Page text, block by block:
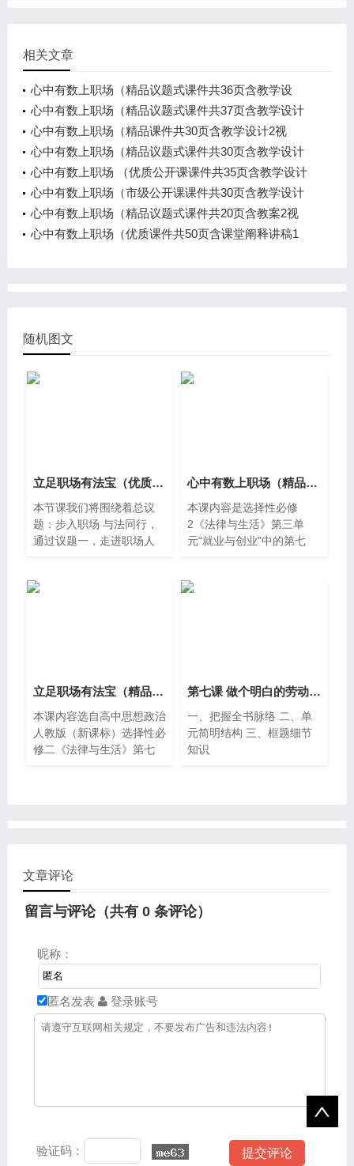
相关文章
心中有数上职场（精品议题式课件共36页含教学设
计）
心中有数上职场（精品议题式课件共37页含教学设计
3视频）
心中有数上职场（精品课件共30页含教学设计2视
频）
心中有数上职场（精品议题式课件共30页含教学设计
6视频）
心中有数上职场 （优质公开课课件共35页含教学设计
3视频）
心中有数上职场（市级公开课课件共30页含教学设计
导学案）
心中有数上职场（精品议题式课件共20页含教案2视
频）
心中有数上职场（优质课件共50页含课堂阐释讲稿1
随机图文
立足职场有法宝（优质公开课课件共20页含逐字稿）
本节课我们将围绕着总议
题：步入职场 与法同行，
通过议题一，走进职场人
依据，探寻立足职场的法
心中有数上职场（精品议题式课件共36页含教学设计）
本课内容是选择性必修
2《法律与生活》第三单
元“就业与创业”中的第七
的内容： 第一目“明明白白
权”。教材通过相关链接、
履行劳动合同发生纠纷后出
现劳动争议的解决措施，包
括协商、调解、仲裁、诉讼
立足职场有法宝（精品议题式课件共27页含教学设计1视频）
本课内容选自高中思想政治
人教版（新课标）选择性必
修二《法律与生活》第七
劳动者，学会运用法律武器
第七课 做个明白的劳动者（常态实用教学课件共68页）
一、把握全书脉络 二、单
元简明结构 三、框题细节
知识
文章评论
留言与评论（共有 0条评论）
昵称：
匿名发表 登录账号
验证码：